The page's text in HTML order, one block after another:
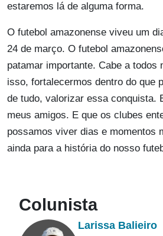
estaremos lá de alguma forma.
O futebol amazonense viveu um
24 de março. O futebol
patamar importante. Cabe a todos
isso, fortalecermos dentro do que
de tudo, valorizar essa conquista.
meus amigos. E que os clubes
possamos viver dias e momentos
ainda para a história do nosso
Colunista
Larissa Balieiro